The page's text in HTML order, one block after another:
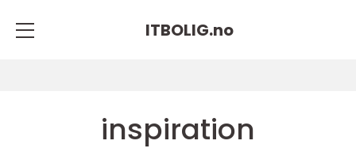
ITBOLIG.no
inspiration